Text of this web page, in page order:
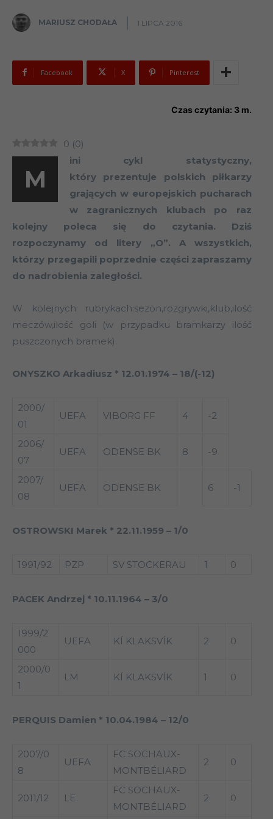
MARIUSZ CHODAŁA 1 LIPCA 2016
Facebook X Pinterest
Czas czytania: 3 m.
0 (0)
M
ini cykl statystyczny,
który prezentuje polskich piłkarzy
grających w europejskich pucharach
w zagranicznych klubach po raz
kolejny poleca się do czytania. Dziś
rozpoczynamy od litery „O”. A wszystkich,
którzy przegapili poprzednie części zapraszamy
do nadrobienia zaległości.
W kolejnych rubrykach:sezon,rozgrywki,klub,ilość
meczów,ilość goli (w przypadku bramkarzy ilość
puszczonych bramek).
ONYSZKO Arkadiusz * 12.01.1974 – 18/(-12)
2000/
01
UEFA VIBORG FF 4 -2
2006/
07
UEFA ODENSE BK 8 -9
2007/
08
UEFA ODENSE BK 6 -1
OSTROWSKI Marek * 22.11.1959 – 1/0
1991/92 PZP SV STOCKERAU 1 0
PACEK Andrzej * 10.11.1964 – 3/0
1999/2
000
UEFA KÍ KLAKSVÍK 2 0
2000/0
1
LM KÍ KLAKSVÍK 1 0
PERQUIS Damien * 10.04.1984 – 12/0
2007/0
8
UEFA
FC SOCHAUX-
MONTBÉLIARD
2 0
2011/12 LE
FC SOCHAUX-
MONTBÉLIARD
2 0